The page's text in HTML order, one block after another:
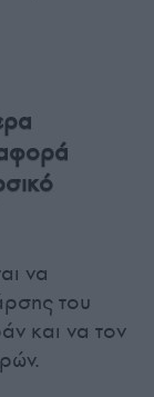
να
του
και να τον